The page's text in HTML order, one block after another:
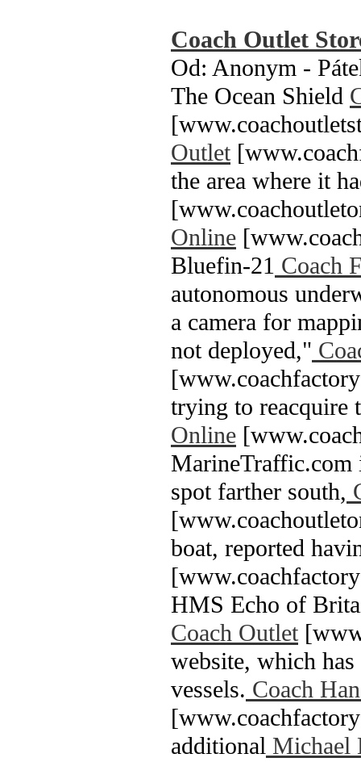
Coach Outlet
Od: Anonym -
The Ocean Shield
Outlet
the area where it
Online
Bluefin-21 Coach
autonomous
a camera for
not deployed,"
trying to reacquire
Online
MarineTraffic.com
spot farther south,
boat, reported
HMS Echo of
Coach Outlet
website, which
vessels. Coach
additional Michael